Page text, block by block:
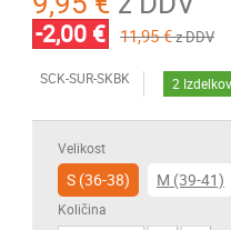
-2,00 € 11,95 €z DDV
SCK-SUR-SKBK 2 Izdelkov
Velikost
S (36-38) M (39-41)
Količina